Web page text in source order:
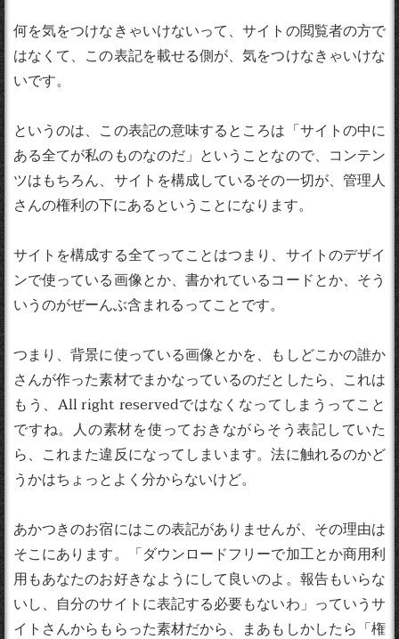
何を気をつけなきゃいけないって、サイトの閲覧者の方で
はなくて、この表記を載せる側が、気をつけなきゃいけな
いです。
というのは、この表記の意味するところは「サイトの中に
ある全てが私のものなのだ」ということなので、コンテン
ツはもちろん、サイトを構成しているその一切が、管理人
さんの権利の下にあるということになります。
サイトを構成する全てってことはつまり、サイトのデザイ
ンで使っている画像とか、書かれているコードとか、そう
いうのがぜーんぶ含まれるってことです。
つまり、背景に使っている画像とかを、もしどこかの誰か
さんが作った素材でまかなっているのだとしたら、これは
もう、All right reservedではなくなってしまうってこと
ですね。人の素材を使っておきながらそう表記していた
ら、これまた違反になってしまいます。法に触れるのかど
うかはちょっとよく分からないけど。
あかつきのお宿にはこの表記がありませんが、その理由は
そこにあります。「ダウンロードフリーで加工とか商用利
用もあなたのお好きなようにして良いのよ。報告もいらな
いし、自分のサイトに表記する必要もないわ」っていうサ
イトさんからもらった素材だから、まあもしかしたら「権